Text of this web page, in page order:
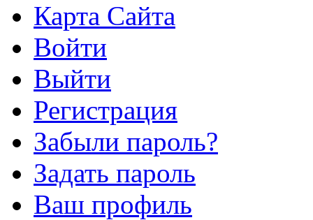
Карта Сайта
Войти
Выйти
Регистрация
Забыли пароль?
Задать пароль
Ваш профиль